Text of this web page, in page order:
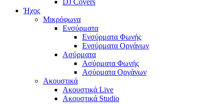
DJ Covers
Ήχος
Μικρόφωνα
Ενσύρματα
Ενσύρματα Φωνής
Ενσύρματα Οργάνων
Ασύρματα
Ασύρματα Φωνής
Ασύρματα Οργάνων
Ακουστικά
Ακουστικά Live
Ακουστικά Studio